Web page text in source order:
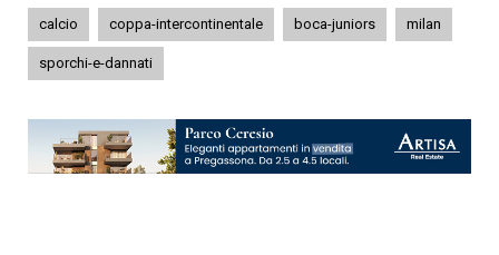
calcio coppa-intercontinentale boca-juniors milan
sporchi-e-dannati